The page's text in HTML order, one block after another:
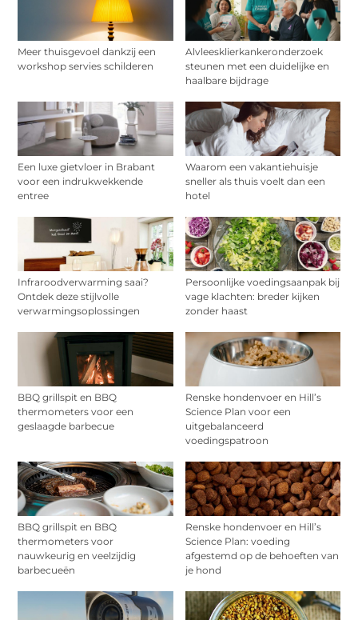
Meer thuisgevoel dankzij een
workshop servies schilderen
Alvleesklierkankeronderzoek
steunen met een duidelijke en
haalbare bijdrage
Een luxe gietvloer in Brabant
voor een indrukwekkende
entree
Waarom een vakantiehuisje
sneller als thuis voelt dan een
hotel
Infraroodverwarming saai?
Ontdek deze stijlvolle
verwarmingsoplossingen
Persoonlijke voedingsaanpak bij
vage klachten: breder kijken
zonder haast
BBQ grillspit en BBQ
thermometers voor een
geslaagde barbecue
Renske hondenvoer en Hill’s
Science Plan voor een
uitgebalanceerd
voedingspatroon
BBQ grillspit en BBQ
thermometers voor
nauwkeurig en veelzijdig
barbecueën
Renske hondenvoer en Hill’s
Science Plan: voeding
afgestemd op de behoeften van
je hond